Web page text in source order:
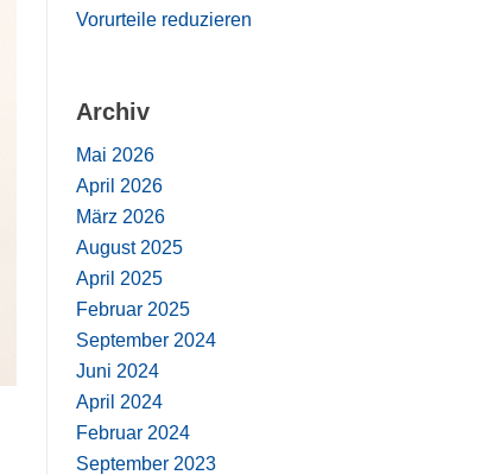
Vorurteile reduzieren
Archiv
Mai 2026
April 2026
März 2026
August 2025
April 2025
Februar 2025
September 2024
Juni 2024
April 2024
Februar 2024
September 2023